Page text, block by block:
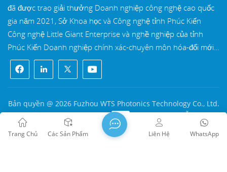
đã được trao giải thưởng Doanh nghiệp công nghệ cao quốc
gia năm 2021, Sở Khoa học và Công nghệ tỉnh Phúc Kiến
Công nghệ Little Giant Enterprise và nghề nghiệp của tỉnh
Phúc Kiến Doanh nghiệp chính xác-chuyên môn hóa-đổi mới
vào năm 2022. WTS định vị tại Thành phố ven biển Đông Nam
xinh đẹp, Phúc Châu, một thành phố quang học nổi tiếng ở
Trung Quốc. WTS có 11.000 mét vuông nhà xưởng tiêu
chuẩn, một nhóm của đội ngũ kỹ thuật lành nghề và một hệ
thống xử lý quang học hoàn chỉnh, hệ thống sơn phủ, hệ
thống lắp ráp và hệ thống kiểm soát chất lượng. WTS cung
cấp khách hàng với các giải pháp trọn gói cho R&D, thiết kế và
Bản quyền @ 2026 Fuzhou WTS Photonics Technology Co., Ltd.
Mọi quyền được bảo lưu .
MẠNG ĐƯỢC HỖ TRỢ
闽ICP备2024080551号
Sơ đồ trang web /
/
Chính sách bảo mật
Trang Chủ Các Sản Phẩm WhatsApp
Liên Hệ